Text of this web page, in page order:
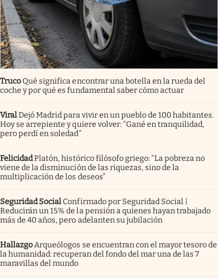
Truco Qué significa encontrar una botella en la rueda del
coche y por qué es fundamental saber cómo actuar
ViralDejó Madrid para vivir en un pueblo de 100 habitantes.
Hoy se arrepiente y quiere volver: “Gané en tranquilidad,
pero perdí en soledad”
FelicidadPlatón, histórico filósofo griego: “La pobreza no
viene de la disminución de las riquezas, sino de la
multiplicación de los deseos”
Seguridad Social Confirmado por Seguridad Social |
Reducirán un 15% de la pensión a quienes hayan trabajado
más de 40 años, pero adelanten su jubilación
HallazgoArqueólogos se encuentran con el mayor tesoro de
la humanidad: recuperan del fondo del mar una de las 7
maravillas del mundo